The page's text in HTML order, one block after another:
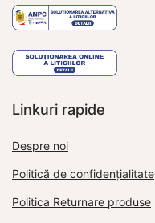
Linkuri rapide
Despre noi
Politică de confidențialitate
Politica Returnare produse